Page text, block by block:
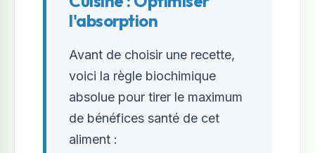
l'absorption
Avant de choisir une recette,
voici la règle biochimique
absolue pour tirer le maximum
de bénéfices santé de cet
aliment :